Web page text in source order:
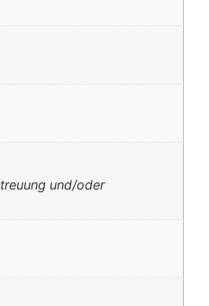
und/oder